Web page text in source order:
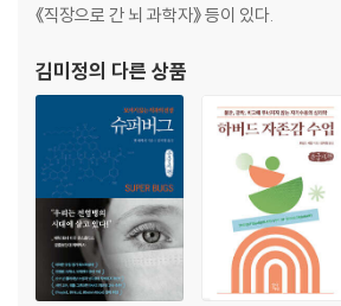
6장. 약이 되는 음식, 독이 되는 음식
무엇을 먹을 것인가?
무엇을 먹지 말 것인가?
한정된 예산으로 건강하게 먹는 법
좋은 에너지를 위한 미량영양소와 항산화물질
좋은 에너지를 위한 오메가3 지방산과 섬유질
좋은 에너지를 위한 발효식품과 단백질
나쁜 에너지 식품, 정제유와 정제 곡물
좋은 에너지 식단을 통한 혈당 관리
《직장으로 간 뇌 과학자》 등이 있다.
김미정의 다른 상품